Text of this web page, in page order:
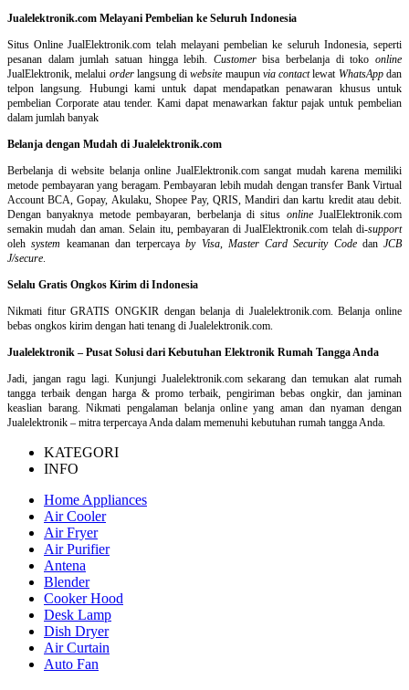
Jualelektronik.com Melayani Pembelian ke Seluruh Indonesia
Situs Online JualElektronik.com telah melayani pembelian ke seluruh Indonesia, seperti
pesanan dalam jumlah satuan hingga lebih. Customerbisa berbelanja di tokoonline
JualElektronik, melalui orderlangsung diwebsite maupun via contactlewat WhatsAppdan
telpon langsung. Hubungi kami untuk dapat mendapatkan penawaran khusus untuk
pembelian Corporate atau tender. Kami dapat menawarkan faktur pajak untuk pembelian
dalam jumlah banyak
Belanja dengan Mudah di Jualelektronik.com
Berbelanja diwebsite belanja online JualElektronik.com sangat mudah karena memiliki
metode pembayaran yang beragam. Pembayaran lebih mudah dengan transfer Bank Virtual
Account BCA, Gopay, Akulaku, Shopee Pay, QRIS, Mandiri dan kartu kredit atau debit.
Dengan banyaknya metode pembayaran, berbelanja di situs onlineJualElektronik.com
semakin mudah dan aman. Selain itu, pembayaran di JualElektronik.com telah di-support
olehsystem keamanan dan terpercayaby Visa, Master Card Security Codedan JCB
J/secure.
Selalu Gratis Ongkos Kirim di Indonesia
Nikmati fitur GRATIS ONGKIR dengan belanja di Jualelektronik.com. Belanja online
bebas ongkos kirim dengan hati tenang di Jualelektronik.com.
Jualelektronik – Pusat Solusi dari Kebutuhan Elektronik Rumah Tangga Anda
Jadi, jangan ragu lagi. Kunjungi Jualelektronik.com sekarang dan temukan alat rumah
tangga terbaik dengan harga & promo terbaik, pengiriman bebas ongkir, dan jaminan
keaslian barang. Nikmati pengalaman belanja online yang aman dan nyaman dengan
Jualelektronik – mitra terpercaya Anda dalam memenuhi kebutuhan rumah tangga Anda.
KATEGORI
INFO
Home Appliances
Air Cooler
Air Fryer
Air Purifier
Antena
Blender
Cooker Hood
Desk Lamp
Dish Dryer
Air Curtain
Auto Fan